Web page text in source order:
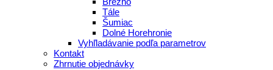
Tále
Šumiac
Dolné Horehronie
Vyhľladávanie podľa parametrov
Kontakt
Zhrnutie objednávky